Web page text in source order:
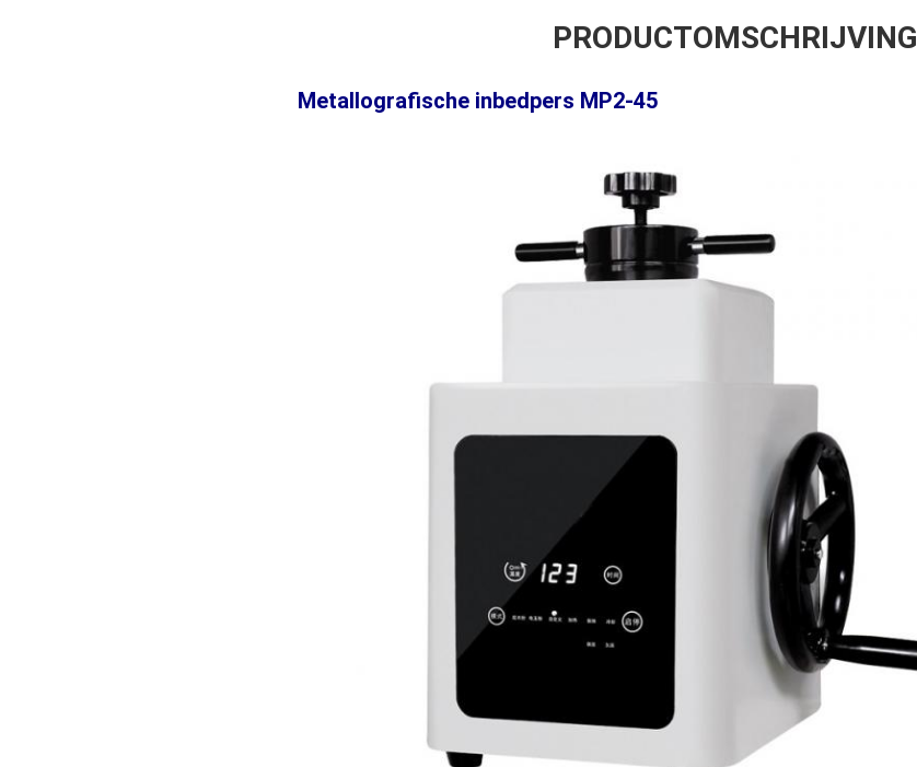
PRODUCTOMSCHRIJVING
Metallografische inbedpers MP2-45